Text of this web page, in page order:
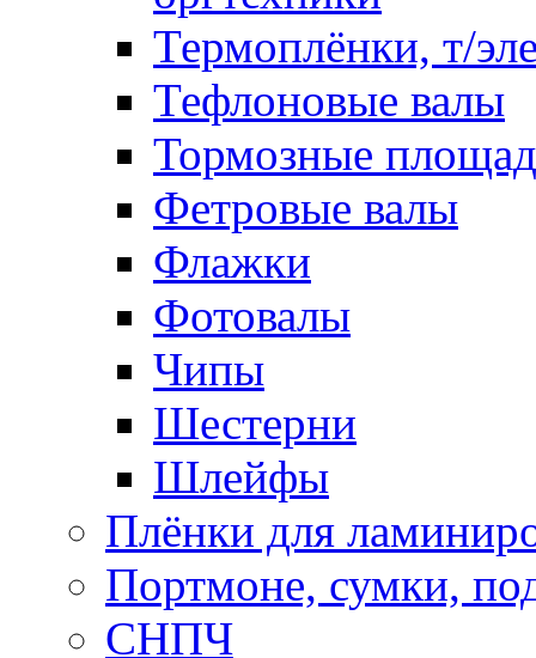
Термоплёнки, т/
Тефлоновые валы
Тормозные
Фетровые валы
Флажки
Фотовалы
Чипы
Шестерни
Шлейфы
Плёнки для
Портмоне, сумки,
СНПЧ